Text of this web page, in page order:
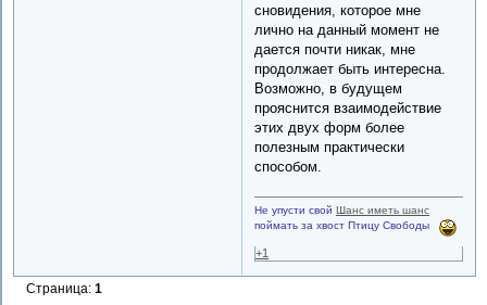
сновидения, которое мне
лично на данный момент не
дается почти никак, мне
продолжает быть интересна.
Возможно, в будущем
прояснится взаимодействие
этих двух форм более
полезным практически
способом.
Не упусти свойШанс иметь шанс
поймать за хвост Птицу Свободы
+1
Страница:1